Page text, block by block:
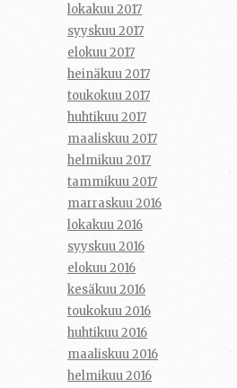
lokakuu 2017
syyskuu 2017
elokuu 2017
heinäkuu 2017
toukokuu 2017
huhtikuu 2017
maaliskuu 2017
helmikuu 2017
tammikuu 2017
marraskuu 2016
lokakuu 2016
syyskuu 2016
elokuu 2016
kesäkuu 2016
toukokuu 2016
huhtikuu 2016
maaliskuu 2016
helmikuu 2016